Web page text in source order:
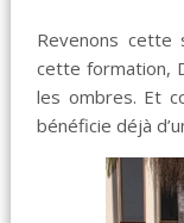
Revenons cette
cette formation,
les ombres. Et
bénéficie déjà